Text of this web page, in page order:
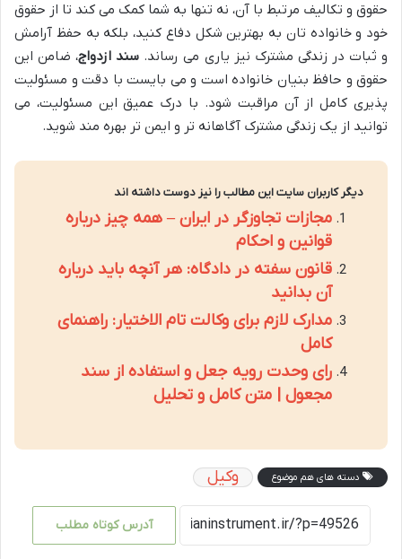
حقوق و تکالیف مرتبط با آن، نه تنها به شما کمک می کند تا از حقوق
خود و خانواده تان به بهترین شکل دفاع کنید، بلکه به حفظ آرامش
و ثبات در زندگی مشترک نیز یاری می رساند. سند ازدواج، ضامن این
حقوق و حافظ بنیان خانواده است و می بایست با دقت و مسئولیت
پذیری کامل از آن مراقبت شود. با درک عمیق این مسئولیت، می
توانید از یک زندگی مشترک آگاهانه تر و ایمن تر بهره مند شوید.
دیگر کاربران سایت این مطالب را نیز دوست داشته اند
مجازات تجاوزگر در ایران – همه چیز درباره
قوانین و احکام
قانون سفته در دادگاه: هر آنچه باید درباره
آن بدانید
مدارک لازم برای وکالت تام الاختیار: راهنمای
کامل
رای وحدت رویه جعل و استفاده از سند
مجعول | متن کامل و تحلیل
دسته های هم موضوع وکیل
آدرس کوتاه مطلب